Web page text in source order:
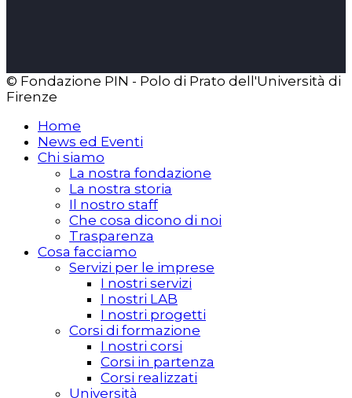
© Fondazione PIN - Polo di Prato dell'Università di
Firenze
Home
News ed Eventi
Chi siamo
La nostra fondazione
La nostra storia
Il nostro staff
Che cosa dicono di noi
Trasparenza
Cosa facciamo
Servizi per le imprese
I nostri servizi
I nostri LAB
I nostri progetti
Corsi di formazione
I nostri corsi
Corsi in partenza
Corsi realizzati
Università